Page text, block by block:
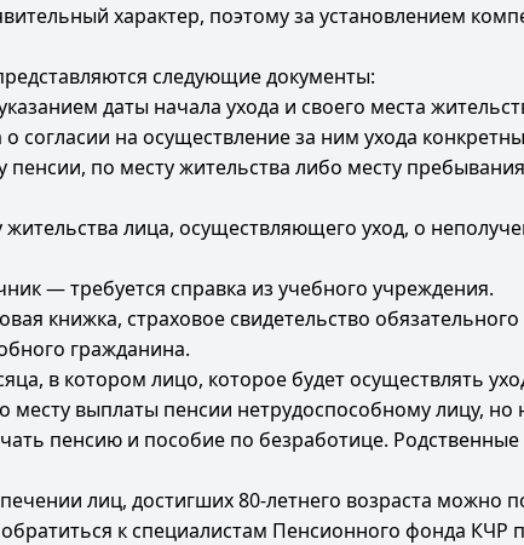
характер, поэтому за установлением
следующие документы:
даты начала ухода и своего места
согласии на осуществление за ним ухода
по месту жительства либо месту
лица, осуществляющего уход, о
— требуется справка из учебного учреждения.
книжка, страховое свидетельство
гражданина.
в котором лицо, которое будет осуществлять
выплаты пенсии нетрудоспособному лицу, но
пенсию и пособие по безработице.
лиц, достигших 80-летнего возраста можно
к специалистам Пенсионного фонда КЧР